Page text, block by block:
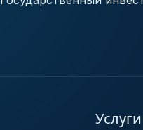
Услуги